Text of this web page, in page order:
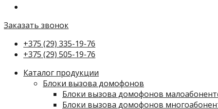
Заказать звонок
+375 (29) 335-19-76
+375 (29) 505-19-76
Каталог продукции
Блоки вызова домофонов
Блоки вызова домофонов
Блоки вызова домофонов